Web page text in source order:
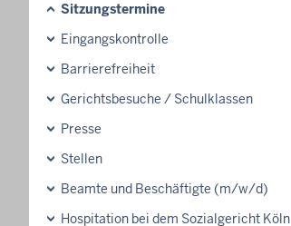
Sitzungstermine
Eingangskontrolle
Barrierefreiheit
Gerichtsbesuche / Schulklassen
Presse
Stellen
Beamte und Beschäftigte (m/w/d)
Hospitation bei dem Sozialgericht Köln